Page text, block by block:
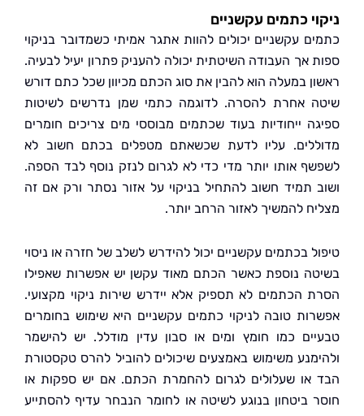
כתמים עקשניים
עקשניים יכולים להוות אתגר אמיתי כשמדובר בניקוי
אך העבודה השיטתית יכולה להעניק פתרון יעיל לבעיה.
במעלה הוא להבין את סוג הכתם מכיוון שכל כתם דורש
אחרת להסרה. לדוגמה כתמי שמן נדרשים לשיטות
ייחודיות בעוד שכתמים מבוססי מים צריכים חומרים
עליו לדעת שכשאתם מטפלים בכתם חשוב לא
אותו יותר מדי כדי לא לגרום לנזק נוסף לבד הספה.
תמיד חשוב להתחיל בניקוי על אזור נסתר ורק אם זה
להמשיך לאזור הרחב יותר.
בכתמים עקשניים יכול להידרש לשלב של חזרה או ניסוי
נוספת כאשר הכתם מאוד עקשן יש אפשרות שאפילו
הכתמים לא תספיק אלא יידרש שירות ניקוי מקצועי.
טובה לניקוי כתמים עקשניים היא שימוש בחומרים
כמו חומץ ומים או סבון עדין מודלל. יש להישמר
משימוש באמצעים שיכולים להוביל להרס טקסטורת
שעלולים לגרום להחמרת הכתם. אם יש ספקות או
ביטחון בנוגע לשיטה או לחומר הנבחר עדיף להסתייע